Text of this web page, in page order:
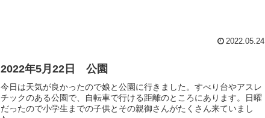
2022.05.24
2022年5月22日 公園
今日は天気が良かったので娘と公園に行きました。すべり台やアスレ
チックのある公園で、自転車で行ける距離のところにあります。日曜
だったので小学生までの子供とその親御さんがたくさん来ていまし